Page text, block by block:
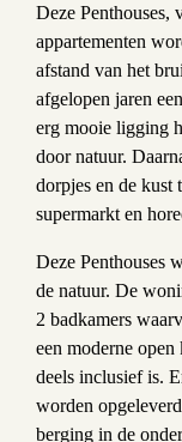
Deze Penthouses,
appartementen
afstand van het
afgelopen jaren
erg mooie ligging
door natuur.
dorpjes en de kust
supermarkt en
Deze Penthouses
de natuur. De
2 badkamers
een moderne
deels inclusief is.
worden opgeleverd
berging in de